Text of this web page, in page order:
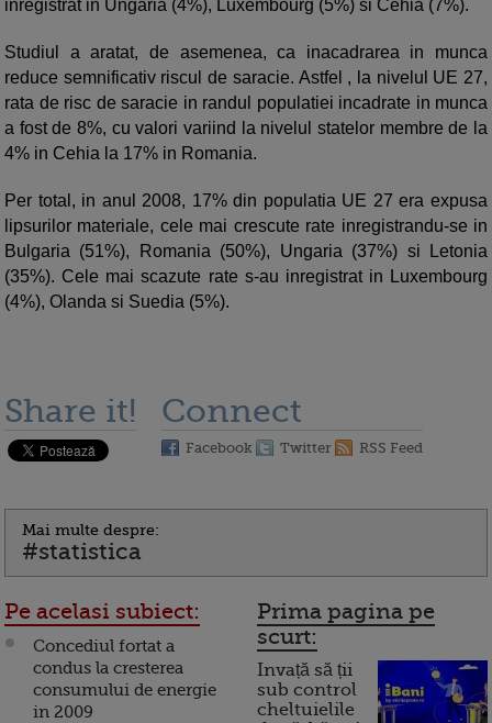
inregistrat in Ungaria (4%), Luxembourg (5%) si Cehia (7%).
Studiul a aratat, de asemenea, ca inacadrarea in munca
reduce semnificativ riscul de saracie. Astfel , la nivelul UE 27,
rata de risc de saracie in randul populatiei incadrate in munca
a fost de 8%, cu valori variind la nivelul statelor membre de la
4% in Cehia la 17% in Romania.
Per total, in anul 2008, 17% din populatia UE 27 era expusa
lipsurilor materiale, cele mai crescute rate inregistrandu-se in
Bulgaria (51%), Romania (50%), Ungaria (37%) si Letonia
(35%). Cele mai scazute rate s-au inregistrat in Luxembourg
(4%), Olanda si Suedia (5%).
Share it! Connect
Facebook Twitter RSS Feed
Mai multe despre:
#statistica
Pe acelasi subiect:
Concediul fortat a
condus la cresterea
consumului de energie
in 2009
Prima pagina pe
scurt:
Invață să ții
sub control
cheltuielile